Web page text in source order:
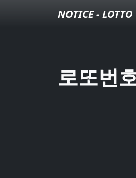
NOTICE - LOTTO
로또번